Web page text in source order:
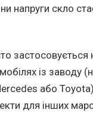
напруги скло
застосовується
із заводу
або
для інших